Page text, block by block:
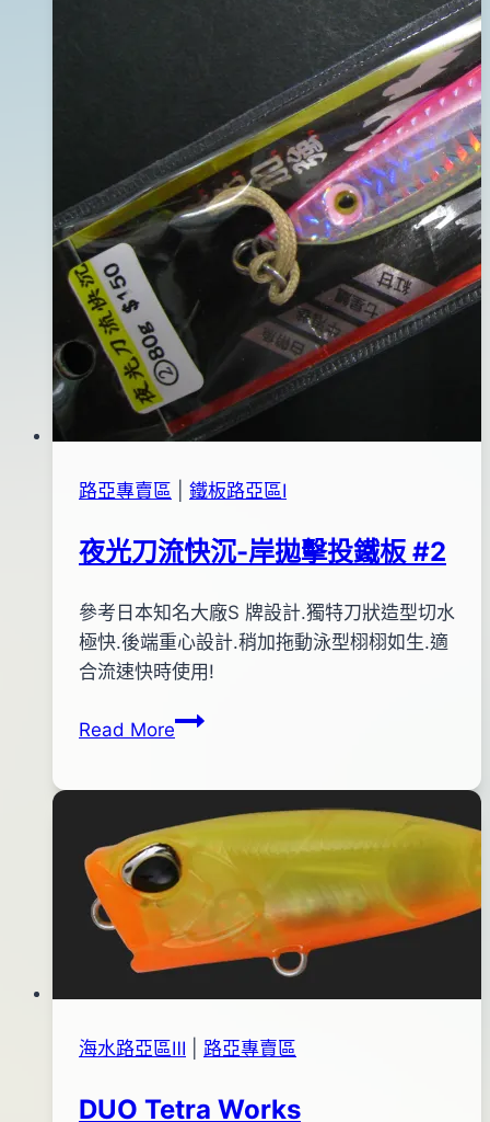
路亞專賣區 鐵板路亞區Ⅰ
夜光刀流快沉-岸拋擊投鐵板 #2
Bybc
pro-
shop
2013
年
06
20
參考日本知名大廠S 牌設計.獨特刀狀造型切水
極快.後端重心設計.稍加拖動泳型栩栩如生.適
合流速快時使用!
Read More夜
快
沉-
拋
擊
板
海水路亞區Ⅲ 路亞專賣區
DUO Tetra Works